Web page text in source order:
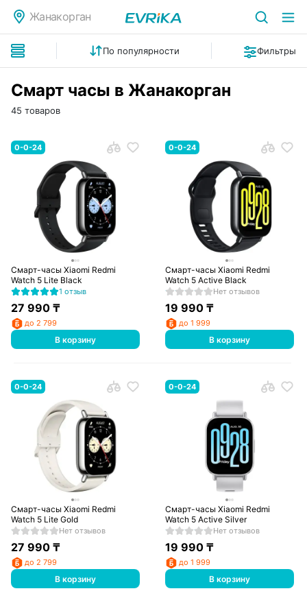
Жанакорган
По популярности Фильтры
Смарт часы в Жанакорган
45 товаров
0-0-24
Смарт-часы Xiaomi Redmi
Watch 5 Lite Black
1 отзыв
27 990₸
до 2 799
В корзину
0-0-24
Смарт-часы Xiaomi Redmi
Watch 5 Active Black
Нет отзывов
19 990 ₸
до 1 999
В корзину
0-0-24
Смарт-часы Xiaomi Redmi
Watch 5 Lite Gold
Нет отзывов
27 990₸
до 2 799
В корзину
0-0-24
Смарт-часы Xiaomi Redmi
Watch 5 Active Silver
Нет отзывов
19 990 ₸
до 1 999
В корзину